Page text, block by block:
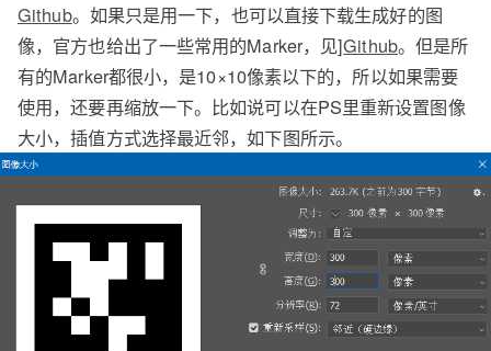
Github。如果只是用一下，也可以直接下载生成好的图
像，官方也给出了一些常用的Marker，见]Github。但是所
有的Marker都很小，是10×10像素以下的，所以如果需要
使用，还要再缩放一下。比如说可以在PS里重新设置图像
大小，插值方式选择最近邻，如下图所示。